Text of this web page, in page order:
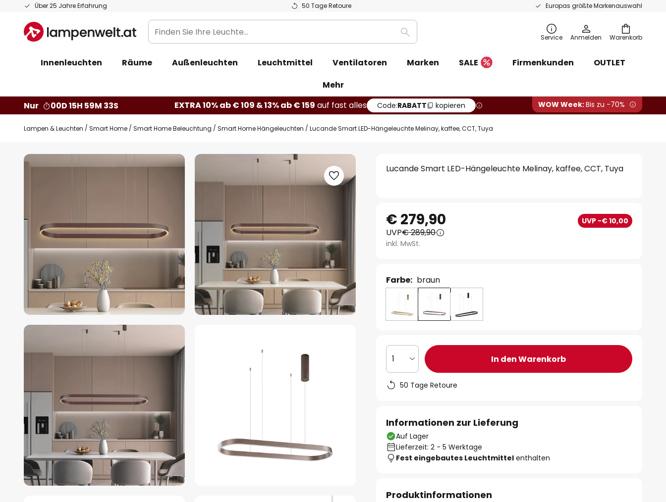
Über 25 Jahre Erfahrung 50 Tage Retoure Europas größte Markenauswahl
Zum
springen
Warenkorb
Finden
Sie
Leuchte...
Suche Service Anmelden
Innenleuchten Räume Außenleuchten Leuchtmittel Ventilatoren Marken SALE Firmenkunden
OUTLET
Mehr
Nur
00D 15H 59M 31S EXTRA 10% ab € 109 & 13% ab € 159 auf fast alles Code:RABATT kopieren WOW Week:Bis zu -70%
Lampen & Leuchten Smart Home Smart Home Beleuchtung Smart Home Hängeleuchten Lucande Smart LED-Hängeleuchte Melinay, kaffee, CCT, Tuya
Zum
Lucande Smart LED-Hängeleuchte Melinay, kaffee, CCT, Tuya
€ 279,90 UVP -€ 10,00
UVP€ 289,90
inkl. MwSt.
Farbe: braun
1 In den Warenkorb
50 Tage Retoure
Informationen zur Lieferung
Auf Lager
Lieferzeit: 2 - 5 Werktage
Fest eingebautes Leuchtmittel enthalten
Produktinformationen